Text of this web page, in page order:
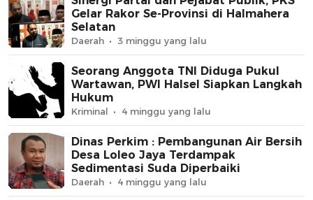
Gelar Rakor Se-Provinsi di Halmahera
Selatan
Daerah 3 minggu yang lalu
Seorang Anggota TNI Diduga Pukul
Wartawan, PWI Halsel Siapkan Langkah
Hukum
Kriminal 4 minggu yang lalu
Dinas Perkim : Pembangunan Air Bersih
Desa Loleo Jaya Terdampak
Sedimentasi Suda Diperbaiki
Daerah 4 minggu yang lalu